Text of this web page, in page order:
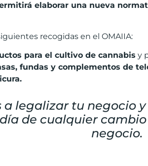
elaborar una nueva
recogidas en el OMAIIA:
para el cultivo de cannabis y
fundas y complementos de
a legalizar tu negocio
de cualquier
negocio.